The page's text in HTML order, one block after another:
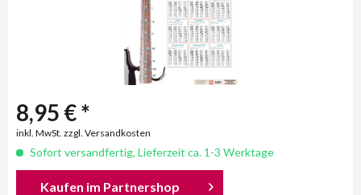
8,95 € *
inkl. MwSt. zzgl. Versandkosten
Sofort versandfertig, Lieferzeit ca. 1-3 Werktage
Kaufen im Partnershop